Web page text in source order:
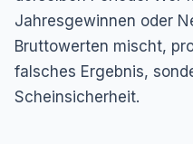
Jahresgewinnen oder
Bruttowerten mischt,
falsches Ergebnis,
Scheinsicherheit.